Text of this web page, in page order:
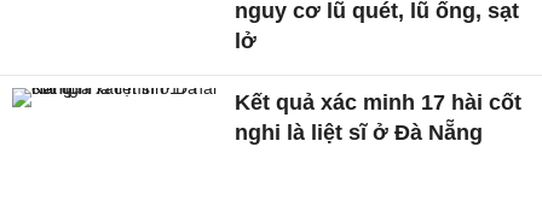
nguy cơ lũ quét, lũ ống, sạt
lở
Kết quả xác minh 17 hài cốt
nghi là liệt sĩ ở Đà Nẵng